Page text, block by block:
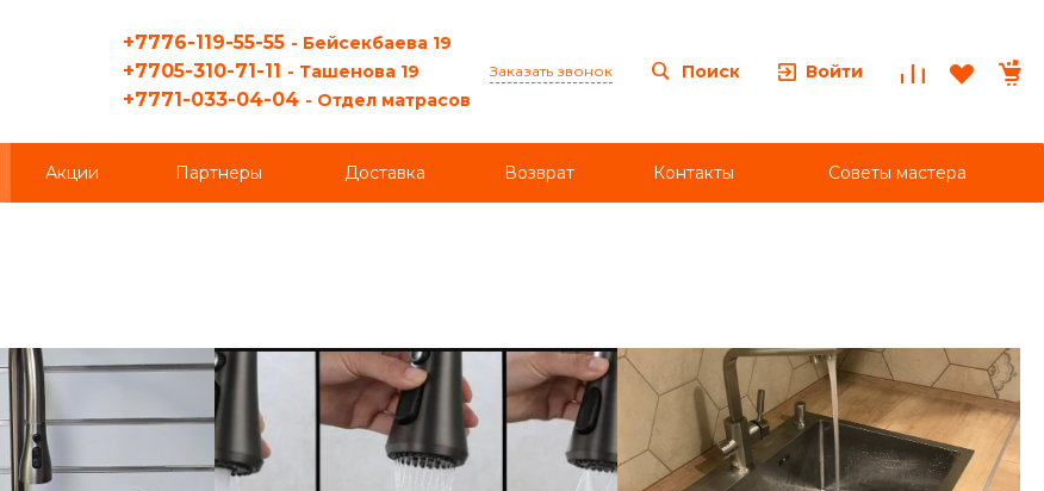
+7776-119-55-55 - Бейсекбаева 19
+7705-310-71-11 - Ташенова 19
+7771-033-04-04 - Отдел матрасов
Заказать звонок Поиск Войти
Акции Партнеры Доставка Возврат Контакты Советы мастера